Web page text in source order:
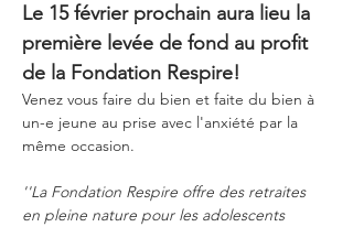
Le 15 février prochain aura lieu la
première levée de fond au profit
de la Fondation Respire!
Venez vous faire du bien et faite du bien à
un-e jeune au prise avec l'anxiété par la
même occasion.
''La Fondation Respire offre des retraites
en pleine nature pour les adolescents